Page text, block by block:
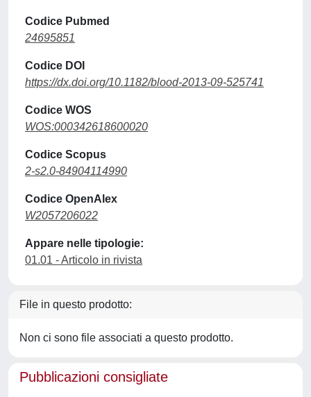
Codice Pubmed
24695851
Codice DOI
https://dx.doi.org/10.1182/blood-2013-09-525741
Codice WOS
WOS:000342618600020
Codice Scopus
2-s2.0-84904114990
Codice OpenAlex
W2057206022
Appare nelle tipologie:
01.01 - Articolo in rivista
File in questo prodotto:
Non ci sono file associati a questo prodotto.
Pubblicazioni consigliate